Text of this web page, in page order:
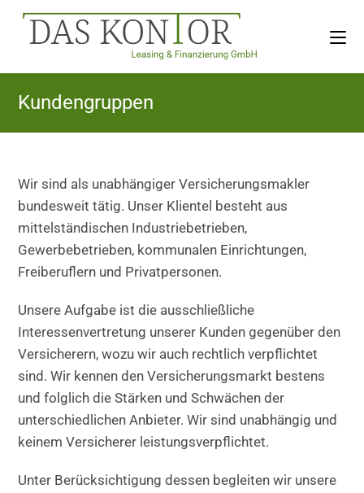
springen
Kundengruppen
Wir sind als unabhängiger Versicherungsmakler
bundesweit tätig. Unser Klientel besteht aus
mittelständischen Industriebetrieben,
Gewerbebetrieben, kommunalen Einrichtungen,
Freiberuflern und Privatpersonen.
Unsere Aufgabe ist die ausschließliche
Interessenvertretung unserer Kunden gegenüber den
Versicherern, wozu wir auch rechtlich verpflichtet
sind. Wir kennen den Versicherungsmarkt bestens
und folglich die Stärken und Schwächen der
unterschiedlichen Anbieter. Wir sind unabhängig und
keinem Versicherer leistungsverpflichtet.
Unter Berücksichtigung dessen begleiten wir unsere